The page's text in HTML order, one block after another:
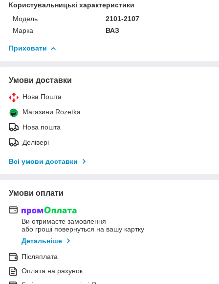
Користувальницькі характеристики
Модель
2101-2107
Марка
ВАЗ
Приховати
Умови доставки
Нова Пошта
Магазини Rozetka
Нова пошта
Делівері
Всі умови доставки
Умови оплати
Ви отримаєте замовлення
або гроші повернуться на вашу картку
Детальніше
Післяплата
Оплата на рахунок